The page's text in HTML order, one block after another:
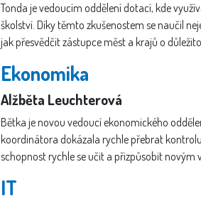
Tonda je vedoucím oddělení dotací, kde
školství. Díky těmto zkušenostem se naučil
jak přesvědčit zástupce měst a krajů o
Ekonomika
Alžběta Leuchterová
Bětka je novou vedoucí ekonomického
koordinátora dokázala rychle přebrat
schopnost rychle se učit a přizpůsobit novým
IT